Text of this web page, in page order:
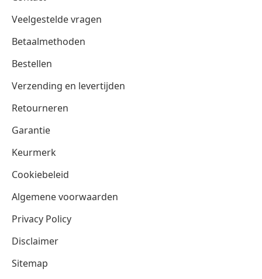
Veelgestelde vragen
Betaalmethoden
Bestellen
Verzending en levertijden
Retourneren
Garantie
Keurmerk
Cookiebeleid
Algemene voorwaarden
Privacy Policy
Disclaimer
Sitemap